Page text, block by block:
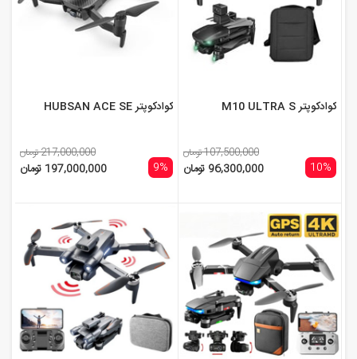
کوادکوپتر M10 ULTRA S
10%
107,500,000 تومان
96,300,000 تومان
کوادکوپتر HUBSAN ACE SE
9%
217,000,000 تومان
197,000,000 تومان